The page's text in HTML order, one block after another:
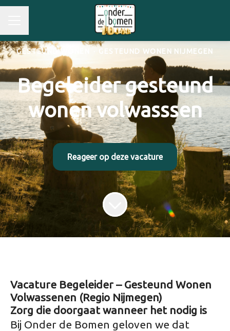
GESTEUND WONEN GESTEUND WONEN NIJMEGEN
Begeleider gesteund
wonen volwasssen
Reageer op deze vacature
Vacature Begeleider – Gesteund Wonen
Volwassenen (Regio Nijmegen)
Zorg die doorgaat wanneer het nodig is
Bij Onder de Bomen geloven we dat